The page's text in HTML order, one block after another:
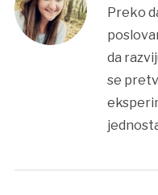
Preko
da
se